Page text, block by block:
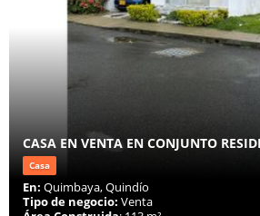
CASA EN VENTA EN CONJUNTO
Casa
En: Quimbaya, Quindío
Tipo de negocio: Venta